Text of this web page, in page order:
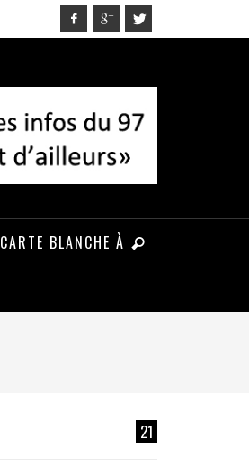
CARTE BLANCHE À
21